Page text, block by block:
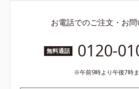
お電話でのご注文・お
無料通話 0120-
午前9時より午後7時